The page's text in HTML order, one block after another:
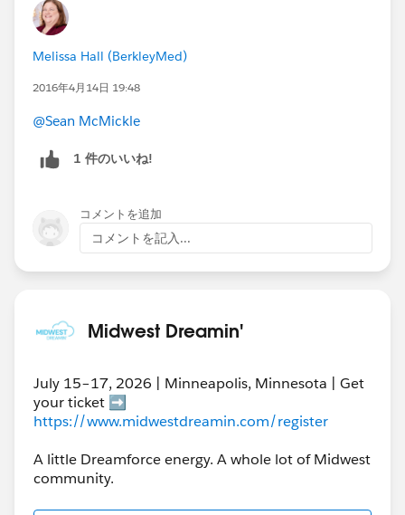
Melissa Hall (BerkleyMed)
2016年4月14日 19:48
@Sean McMickle
1 件のいいね!
コメントを追加
コメントを記入...
Midwest Dreamin'
July 15–17, 2026 | Minneapolis, Minnesota | Get
your ticket ➡️
https://www.midwestdreamin.com/register
A little Dreamforce energy. A whole lot of Midwest
community.